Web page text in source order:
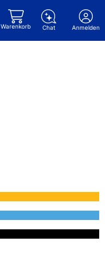
Warenkorb Chat Anmelden